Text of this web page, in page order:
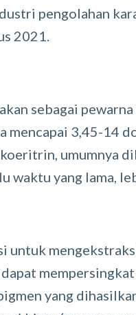
pengolahan
2021.
sebagai pewarna
mencapai 3,45-14
umumnya
waktu yang lama,
untuk
yang